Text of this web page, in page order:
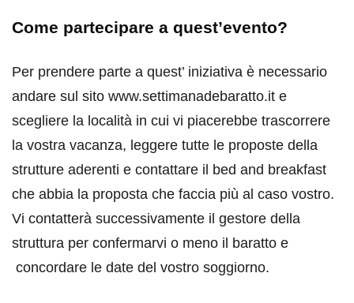
Come partecipare a quest’evento?
Per prendere parte a quest’ iniziativa è necessario
andare sul sito www.settimanadebaratto.it e
scegliere la località in cui vi piacerebbe trascorrere
la vostra vacanza, leggere tutte le proposte della
strutture aderenti e contattare il bed and breakfast
che abbia la proposta che faccia più al caso vostro.
Vi contatterà successivamente il gestore della
struttura per confermarvi o meno il baratto e
concordare le date del vostro soggiorno.